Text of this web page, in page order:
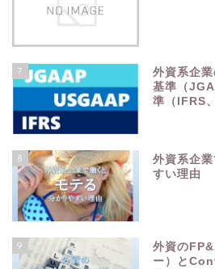
7
外資系企
基準（
準（IFRS
8
外資系企
すい理由
9
外資の
ー）と